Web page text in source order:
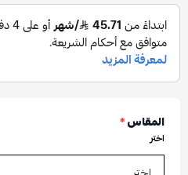
المقاس*
اختر